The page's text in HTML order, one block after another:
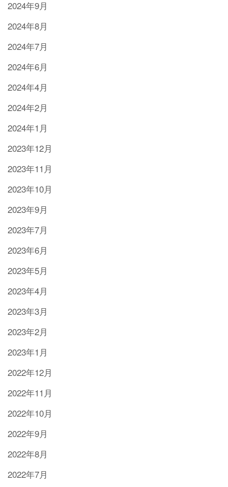
2024年9月
2024年8月
2024年7月
2024年6月
2024年4月
2024年2月
2024年1月
2023年12月
2023年11月
2023年10月
2023年9月
2023年7月
2023年6月
2023年5月
2023年4月
2023年3月
2023年2月
2023年1月
2022年12月
2022年11月
2022年10月
2022年9月
2022年8月
2022年7月